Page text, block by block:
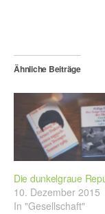
Ähnliche Beiträge
Die dunkelgraue
10. Dezember 2015
In "Gesellschaft"